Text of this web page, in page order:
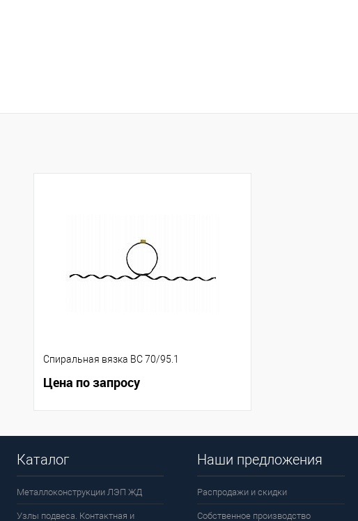
Спиральная вязка ВС 70/95.1
Цена по запросу
Каталог
Металлоконструкции ЛЭП ЖД
Узлы подвеса. Контактная и
Наши предложения
Распродажи и скидки
Собственное производство